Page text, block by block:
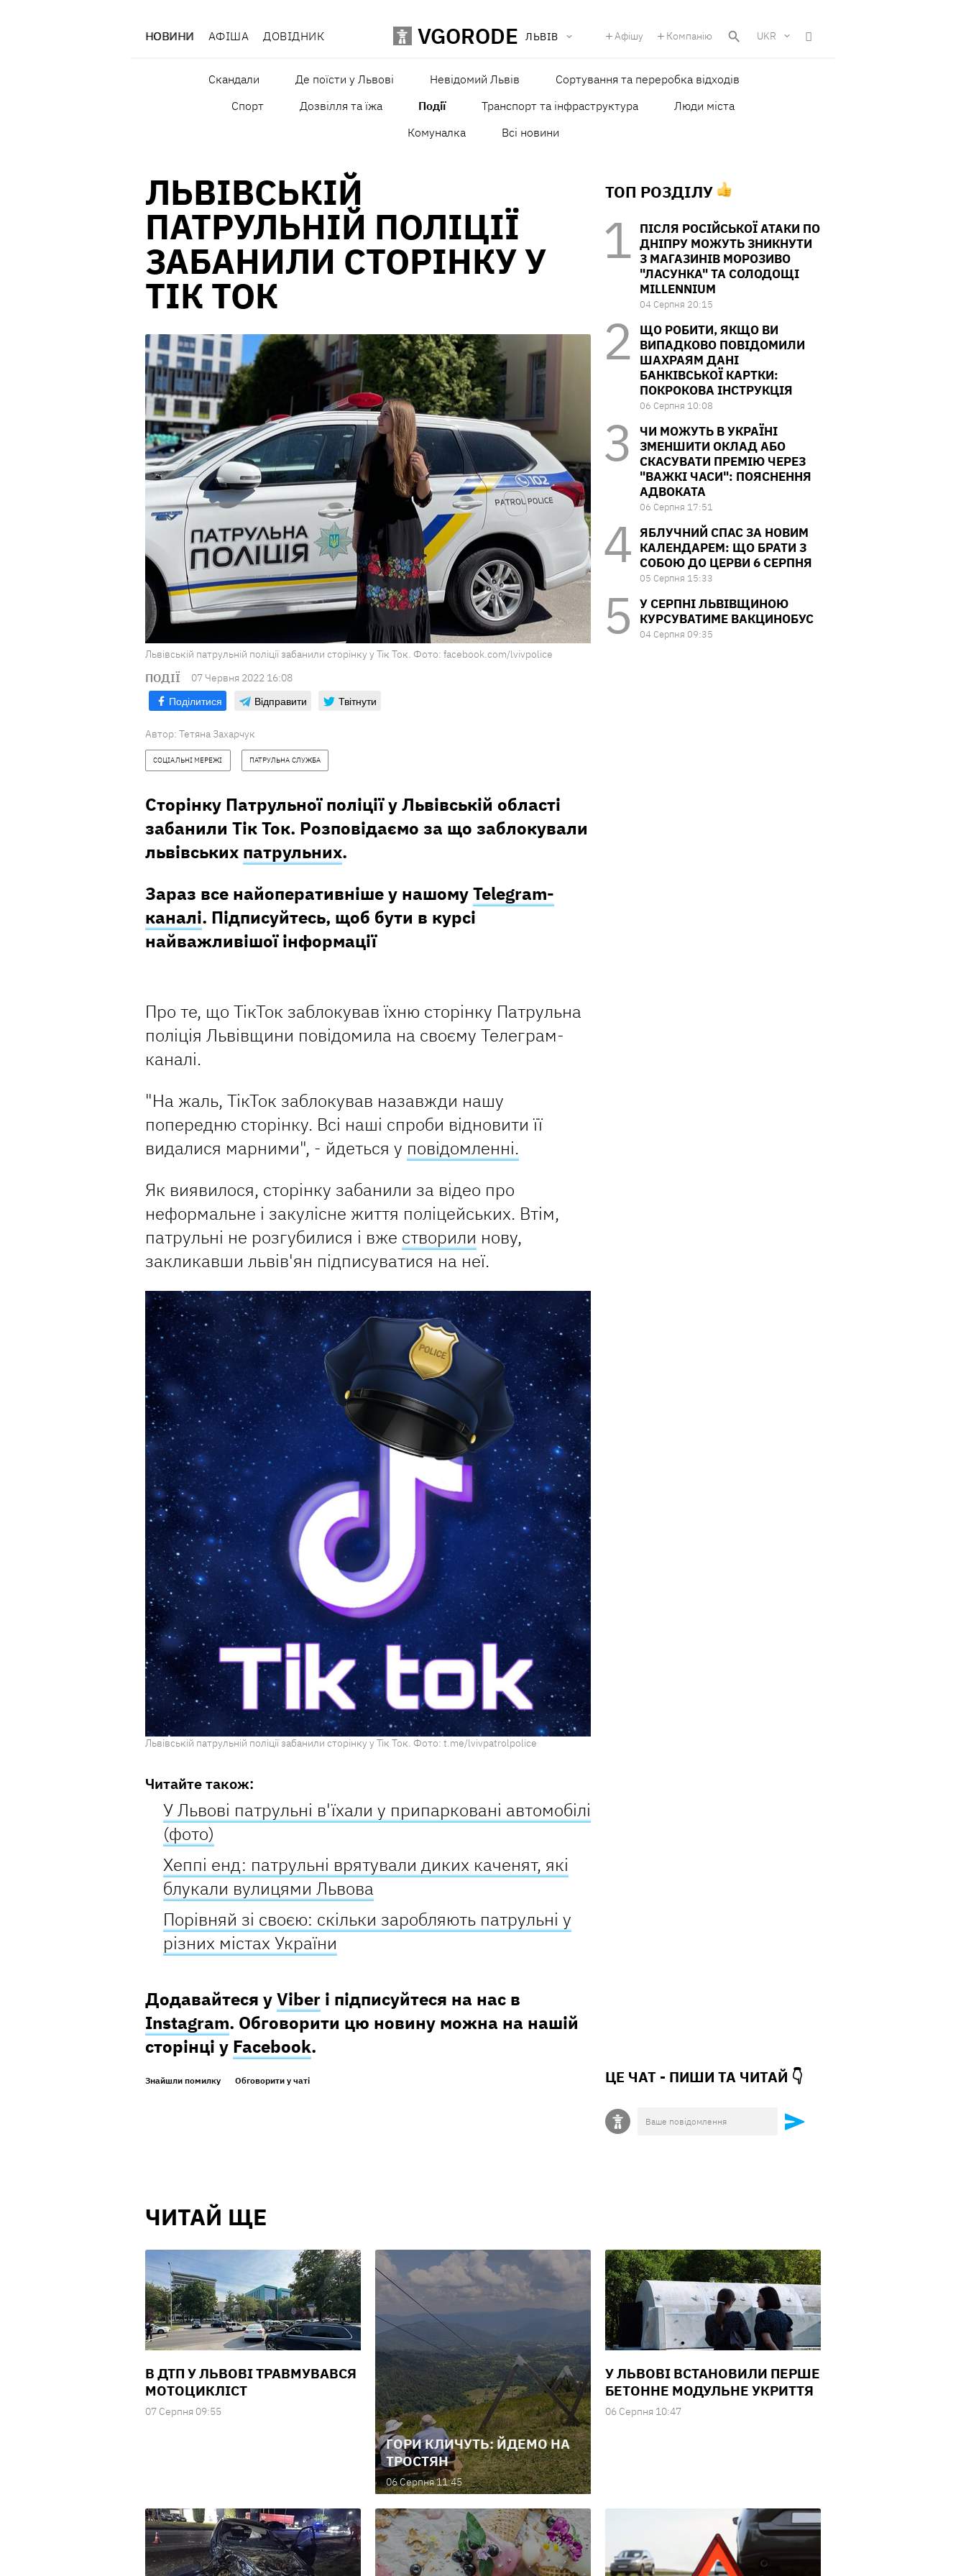
НОВИНИ АФІША ДОВІДНИК VGORODE ЛЬВІВ Афішу Компанію UKR
Скандали Де поїсти у Львові Невідомий Львів
Сортування та переробка відходів
Спорт
Дозвілля та їжа Події Транспорт та інфраструктура
Люди міста
Комуналка
Всі новини
ЛЬВІВСЬКІЙ
ПАТРУЛЬНІЙ ПОЛІЦІЇ
ЗАБАНИЛИ СТОРІНКУ У
ТІК ТОК
Львівській патрульній поліції забанили сторінку у Тік Ток. Фото: facebook.com/lvivpolice
ПОДІЇ 07 Червня 2022 16:08
Поділитися Відправити Твітнути
Автор: Тетяна Захарчук
СОЦІАЛЬНІ МЕРЕЖІ ПАТРУЛЬНА СЛУЖБА
Сторінку Патрульної поліції у Львівській області
забанили Тік Ток. Розповідаємо за що заблокували
львівських патрульних.
Зараз все найоперативніше у нашомуTelegram-
каналі. Підписуйтесь, щоб бути в курсі
найважливішої інформації
Про те, що ТікТок заблокував їхню сторінку Патрульна
поліція Львівщини повідомила на своєму Телеграм-
каналі.
"На жаль, ТікТок заблокував назавжди нашу
попередню сторінку. Всі наші спроби відновити її
видалися марними", - йдеться у повідомленні.
Як виявилося, сторінку забанили за відео про
неформальне і закулісне життя поліцейських. Втім,
патрульні не розгубилися і вже створили нову,
закликавши львів'ян підписуватися на неї.
Львівській патрульній поліції забанили сторінку у Тік Ток. Фото: t.me/lvivpatrolpolice
Читайте також:
У Львові патрульні в'їхали у припарковані автомобілі
(фото)
Хеппі енд: патрульні врятували диких каченят, які
блукали вулицями Львова
Порівняй зі своєю: скільки заробляють патрульні у
різних містах України
Додавайтеся уViber і підписуйтеся на нас в
Instagram. Обговорити цю новину можна на нашій
сторінці у Facebook.
Знайшли помилку Обговорити у чаті
ТОП РОЗДІЛУ
ПІСЛЯ РОСІЙСЬКОЇ АТАКИ ПО
ДНІПРУ МОЖУТЬ ЗНИКНУТИ
З МАГАЗИНІВ МОРОЗИВО
"ЛАСУНКА" ТА СОЛОДОЩІ
MILLENNIUM
04 Серпня 20:15
ЩО РОБИТИ, ЯКЩО ВИ
ВИПАДКОВО ПОВІДОМИЛИ
ШАХРАЯМ ДАНІ
БАНКІВСЬКОЇ КАРТКИ:
ПОКРОКОВА ІНСТРУКЦІЯ
06 Серпня 10:08
ЧИ МОЖУТЬ В УКРАЇНІ
ЗМЕНШИТИ ОКЛАД АБО
СКАСУВАТИ ПРЕМІЮ ЧЕРЕЗ
"ВАЖКІ ЧАСИ": ПОЯСНЕННЯ
АДВОКАТА
06 Серпня 17:51
ЯБЛУЧНИЙ СПАС ЗА НОВИМ
КАЛЕНДАРЕМ: ЩО БРАТИ З
СОБОЮ ДО ЦЕРВИ 6 СЕРПНЯ
05 Серпня 15:33
У СЕРПНІ ЛЬВІВЩИНОЮ
КУРСУВАТИМЕ ВАКЦИНОБУС
04 Серпня 09:35
ЦЕ ЧАТ - ПИШИ ТА ЧИТАЙ 👇
ЧИТАЙ ЩЕ
В ДТП У ЛЬВОВІ ТРАВМУВАВСЯ
МОТОЦИКЛІСТ
07 Серпня 09:55
ГОРИ КЛИЧУТЬ: ЙДЕМО НА
ТРОСТЯН
06 Серпня 11:45
У ЛЬВОВІ ВСТАНОВИЛИ ПЕРШЕ
БЕТОННЕ МОДУЛЬНЕ УКРИТТЯ
06 Серпня 10:47